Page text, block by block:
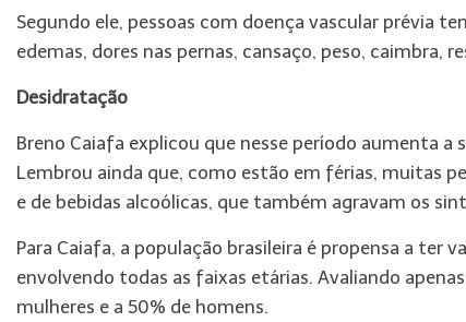
Segundo ele, pessoas com doença vascular prévia
edemas, dores nas pernas, cansaço, peso, caimbra,
Desidratação
Breno Caiafa explicou que nesse período aumenta a
Lembrou ainda que, como estão em férias, muitas
e de bebidas alcoólicas, que também agravam os
Para Caiafa, a população brasileira é propensa a ter
envolvendo todas as faixas etárias. Avaliando
mulheres e a 50% de homens.